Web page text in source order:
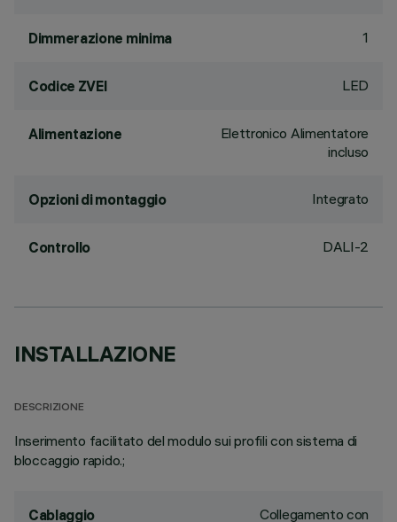
Dimmerazione minima 1
Codice ZVEI LED
Alimentazione
Elettronico Alimentatore
incluso
Opzioni di montaggio Integrato
Controllo DALI-2
INSTALLAZIONE
DESCRIZIONE
Inserimento facilitato del modulo sui profili con sistema di
bloccaggio rapido.;
Cablaggio
Collegamento con